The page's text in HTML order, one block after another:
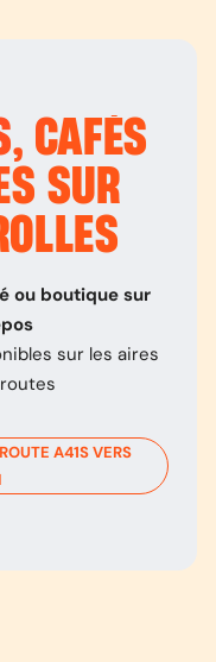
CAFÉS
SUR
ou boutique sur
sur les aires
A41SVERS